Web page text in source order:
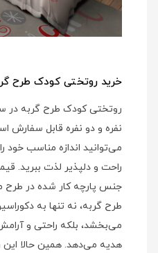
خرید روتختی کودک طرح
روتختی کودک طرح گربه در
نفره و دو نفره قابل سفارش
می‌توانید اندازه مناسب خود
راحت و دلپذیر لذت ببرید.
جنس پارچه کار شده در
طرح گربه، نه تنها به
می‌بخشد، بلکه راحتی و
هدیه می‌دهد. همین حالا این